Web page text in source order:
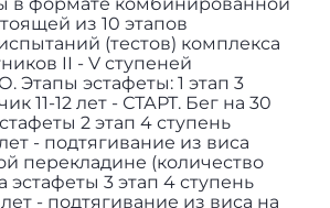
из 10 этапов
(тестов) комплекса
II - V ступеней
Этапы эстафеты: 1 этап 3
11-12 лет - СТАРТ. Бег на 30
2 этап 4 ступень
- подтягивание из виса
перекладине (количество
эстафеты 3 этап 4 ступень
лет - подтягивание из виса на